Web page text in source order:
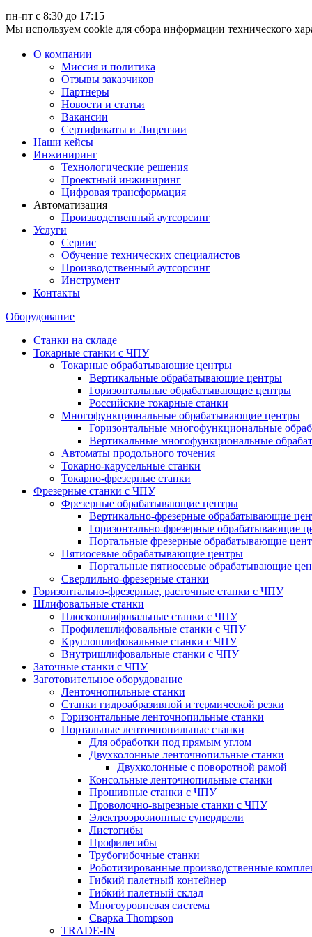
пн-пт с 8:30 до 17:15
Мы используем cookie для сбора информации технического
О компании
Миссия и политика
Отзывы заказчиков
Партнеры
Новости и статьи
Вакансии
Сертификаты и Лицензии
Наши кейсы
Инжиниринг
Технологические решения
Проектный инжиниринг
Цифровая трансформация
Автоматизация
Производственный аутсорсинг
Услуги
Сервис
Обучение технических специалистов
Производственный аутсорсинг
Инструмент
Контакты
Оборудование
Станки на складе
Токарные станки с ЧПУ
Токарные обрабатывающие центры
Вертикальные обрабатывающие центры
Горизонтальные обрабатывающие центры
Российские токарные станки
Многофункциональные обрабатывающие центры
Горизонтальные многофункциональные
Вертикальные многофункциональные
Автоматы продольного точения
Токарно-карусельные станки
Токарно-фрезерные станки
Фрезерные станки с ЧПУ
Фрезерные обрабатывающие центры
Вертикально-фрезерные обрабатывающие
Горизонтально-фрезерные обрабатывающие
Портальные фрезерные обрабатывающие
Пятиосевые обрабатывающие центры
Портальные пятиосевые обрабатывающие
Сверлильно-фрезерные станки
Горизонтально-фрезерные, расточные станки с ЧПУ
Шлифовальные станки
Плоскошлифовальные станки с ЧПУ
Профилешлифовальные станки с ЧПУ
Круглошлифовальные станки с ЧПУ
Внутришлифовальные станки с ЧПУ
Заточные станки с ЧПУ
Заготовительное оборудование
Ленточнопильные станки
Станки гидроабразивной и термической резки
Горизонтальные ленточнопильные станки
Портальные ленточнопильные станки
Для обработки под прямым углом
Двухколонные ленточнопильные станки
Двухколонные с поворотной рамой
Консольные ленточнопильные станки
Прошивные станки с ЧПУ
Проволочно-вырезные станки с ЧПУ
Электроэрозионные супердрели
Листогибы
Профилегибы
Трубогибочные станки
Роботизированные производственные
Гибкий палетный контейнер
Гибкий палетный склад
Многоуровневая система
Сварка Thompson
TRADE-IN